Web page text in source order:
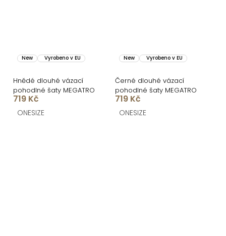
New Vyrobeno v EU
Hnědé dlouhé vázací
pohodlné šaty MEGATRO
719 Kč
ONESIZE
New Vyrobeno v EU
Černé dlouhé vázací
pohodlné šaty MEGATRO
719 Kč
ONESIZE